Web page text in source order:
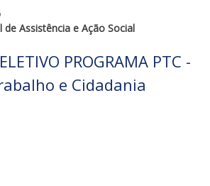
de Assistência e Ação Social
PROGRAMA PTC -
e Cidadania